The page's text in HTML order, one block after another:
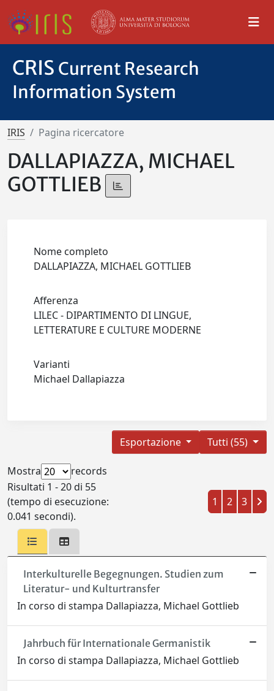
CRIS Current Research
Information System
IRIS Pagina ricercatore
DALLAPIAZZA, MICHAEL
GOTTLIEB
Nome completo
DALLAPIAZZA, MICHAEL GOTTLIEB
Afferenza
LILEC - DIPARTIMENTO DI LINGUE,
LETTERATURE E CULTURE MODERNE
Varianti
Michael Dallapiazza
Tutti (55)
Esportazione
Mostra
records
Risultati 1 - 20 di 55
(tempo di esecuzione:
0.041 secondi).
1 2 3
Interkulturelle Begegnungen. Studien zum
Literatur- und Kulturtransfer
In corso di stampa Dallapiazza, Michael Gottlieb
Jahrbuch für Internationale Germanistik
In corso di stampa Dallapiazza, Michael Gottlieb